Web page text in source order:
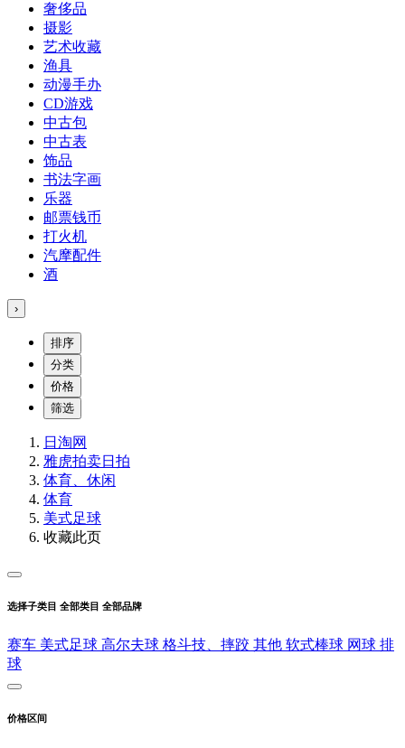
奢侈品
摄影
艺术收藏
渔具
动漫手办
CD游戏
中古包
中古表
饰品
书法字画
乐器
邮票钱币
打火机
汽摩配件
酒
›
排序
分类
价格
筛选
日淘网
雅虎拍卖日拍
体育、休闲
体育
美式足球
收藏此页
选择子类目 全部类目 全部品牌
赛车 美式足球 高尔夫球 格斗技、摔跤 其他 软式棒球 网球 排
球
价格区间